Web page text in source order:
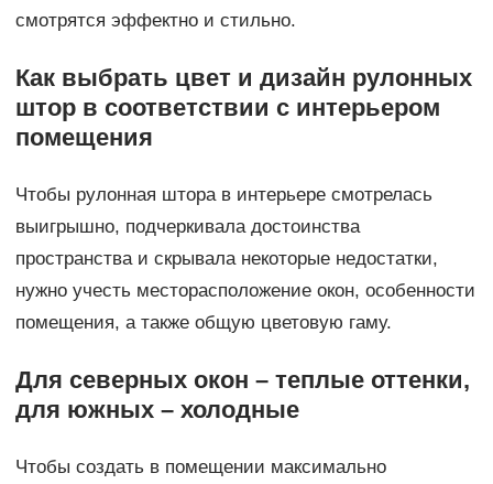
смотрятся эффектно и стильно.
Как выбрать цвет и дизайн рулонных
штор в соответствии с интерьером
помещения
Чтобы рулонная штора в интерьере смотрелась
выигрышно, подчеркивала достоинства
пространства и скрывала некоторые недостатки,
нужно учесть месторасположение окон, особенности
помещения, а также общую цветовую гаму.
Для северных окон – теплые оттенки,
для южных – холодные
Чтобы создать в помещении максимально